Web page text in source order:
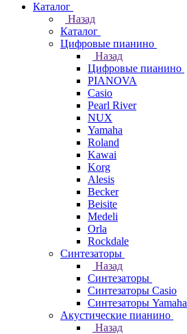
Каталог
Назад
Каталог
Цифровые пианино
Назад
Цифровые пианино
PIANOVA
Casio
Pearl River
NUX
Yamaha
Roland
Kawai
Korg
Alesis
Becker
Beisite
Medeli
Orla
Rockdale
Синтезаторы
Назад
Синтезаторы
Синтезаторы Casio
Синтезаторы Yamaha
Акустические пианино
Назад